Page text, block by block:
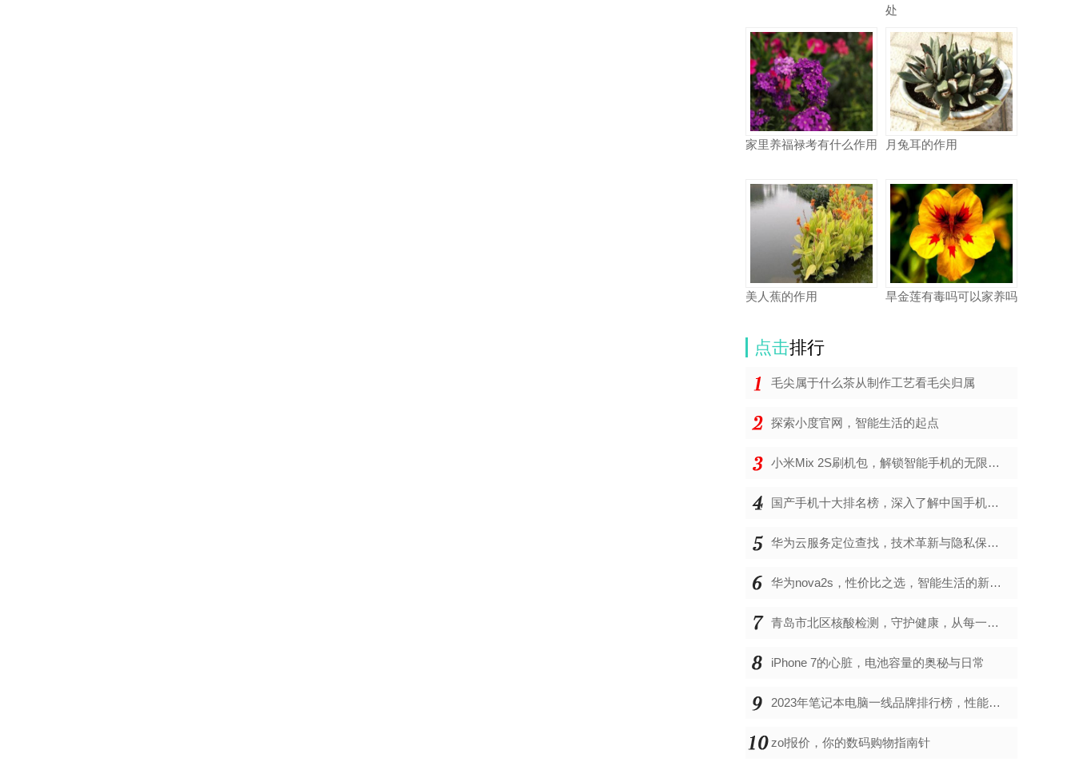
处
家里养福禄考有什么作用 月兔耳的作用
美人蕉的作用 旱金莲有毒吗可以家养吗
点击排行
毛尖属于什么茶从制作工艺看毛尖归属
探索小度官网，智能生活的起点
小米Mix 2S刷机包，解锁智能手机的无限可能
国产手机十大排名榜，深入了解中国手机市场的佼佼者
华为云服务定位查找，技术革新与隐私保护的双重奏
华为nova2s，性价比之选，智能生活的新伙伴
青岛市北区核酸检测，守护健康，从每一次检测开始
iPhone 7的心脏，电池容量的奥秘与日常
2023年笔记本电脑一线品牌排行榜，性能、创新与用户满意度的综合考量
zol报价，你的数码购物指南针